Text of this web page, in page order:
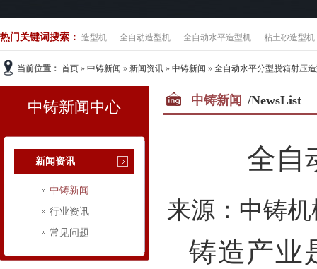
热门关键词搜索： 造型机 全自动造型机 全自动水平造型机 粘土砂造型机
当前位置： 首页 » 中铸新闻 » 新闻资讯 » 中铸新闻 » 全自动水平分型脱箱射压
中铸新闻中心
新闻资讯
中铸新闻
行业资讯
常见问题
中铸新闻 /NewsList
全自
来源：中铸机
铸造产业